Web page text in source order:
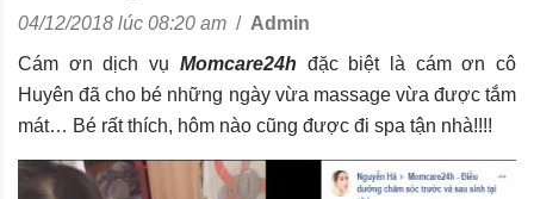
04/12/2018 lúc 08:20 am / Admin
Cám ơn dịch vụ Momcare24h đặc biệt là cám ơn cô
Huyên đã cho bé những ngày vừa massage vừa được tắm
mát… Bé rất thích, hôm nào cũng được đi spa tận nhà!!!!